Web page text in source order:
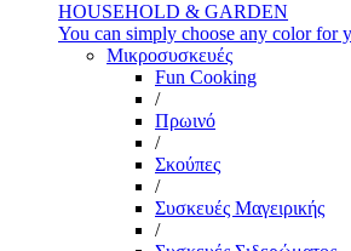
HOUSEHOLD & GARDEN
You can simply choose any color for
Μικροσυσκευές
Fun Cooking
/
Πρωινό
/
Σκούπες
/
Συσκευές Μαγειρικής
/